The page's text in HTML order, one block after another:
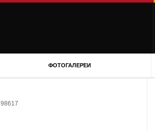
ФОТОГАЛЕРЕИ